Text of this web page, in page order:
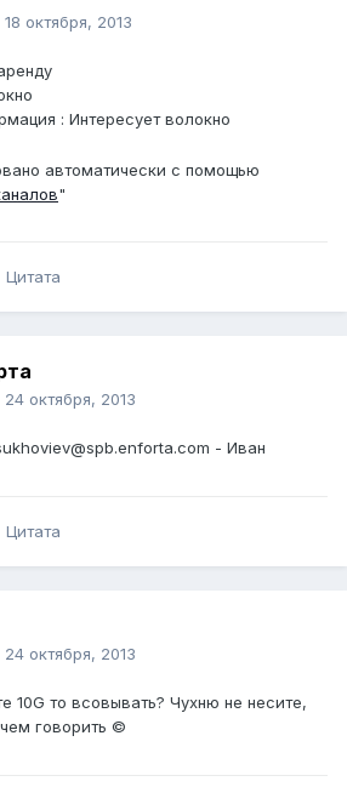
18 октября, 2013
: Интересует волокно
автоматически с помощью
"
Цитата
24 октября, 2013
- Иван
Цитата
24 октября, 2013
10G то всовывать? Чухню не несите,
говорить ©